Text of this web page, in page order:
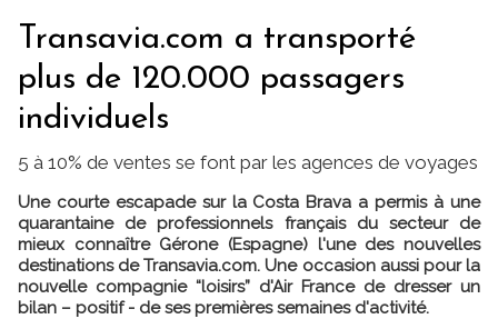
Transavia.com a transporté
plus de 120.000 passagers
individuels
5 à 10% de ventes se font par les agences de voyages
Une courte escapade sur la Costa Brava a permis à une
quarantaine de professionnels français du secteur de
mieux connaître Gérone (Espagne) l'une des nouvelles
destinations de Transavia.com. Une occasion aussi pour la
nouvelle compagnie “loisirs” d'Air France de dresser un
bilan – positif - de ses premières semaines d'activité.